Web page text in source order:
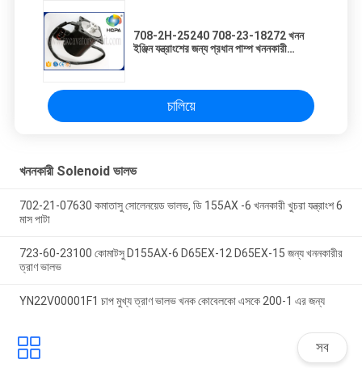
708-2H-25240 708-23-18272 খনন
ইঞ্জিন যন্ত্রাংশের জন্য প্রধান পাম্প খননকারী
চালিয়ে
খননকারী Solenoid ভালভ
702-21-07630 কমাতাসু সোলেনয়েড ভালভ, ডি 155AX -6 খননকারী খুচরা যন্ত্রাংশ 6
মাস পাটা
723-60-23100 কোমাটসু D155AX-6 D65EX-12 D65EX-15 জন্য খননকারীর
ত্রাণ ভালভ
YN22V00001F1 চাপ মুখ্য ত্রাণ ভালভ খনক কোবেলকো এসকে 200-1 এর জন্য
সব